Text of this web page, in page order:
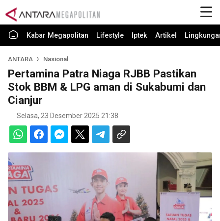
Kabar Megapolitan Lifestyle Iptek Artikel
ANTARA Nasional
Pertamina Patra Niaga RJBB Pastikan
Stok BBM & LPG aman di Sukabumi dan
Cianjur
Selasa, 23 Desember 2025 21:38